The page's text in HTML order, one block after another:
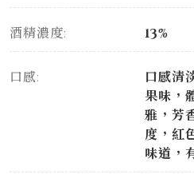
酒精濃度: 13%
口感:
口感清
果味，
雅，芳
度，紅
味道，